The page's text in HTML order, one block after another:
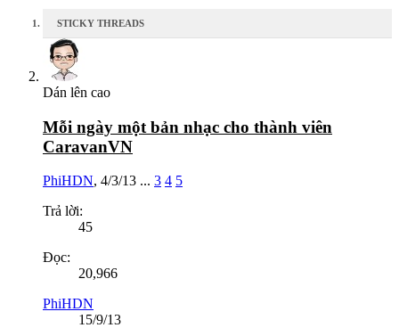
STICKY THREADS
Dán lên cao
Mỗi ngày một bản nhạc cho thành viên
CaravanVN
PhiHDN, 4/3/13 ... 3 4 5
Trả lời:
45
Đọc:
20,966
PhiHDN
15/9/13